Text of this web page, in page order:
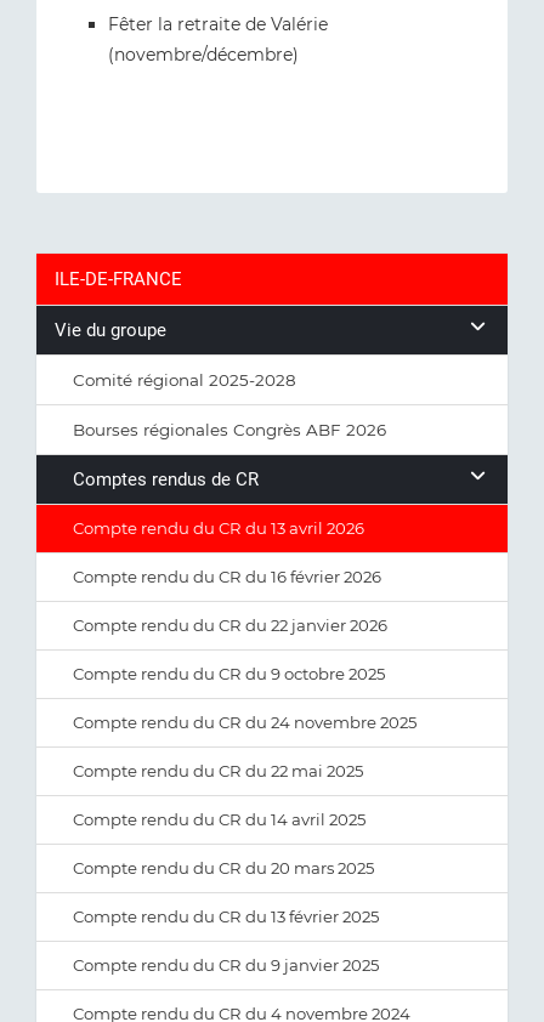
Fêter la retraite de Valérie
(novembre/décembre)
ILE-DE-FRANCE
Vie du groupe
Comité régional 2025-2028
Bourses régionales Congrès ABF 2026
Comptes rendus de CR
Compte rendu du CR du 13 avril 2026
Compte rendu du CR du 16 février 2026
Compte rendu du CR du 22 janvier 2026
Compte rendu du CR du 9 octobre 2025
Compte rendu du CR du 24 novembre 2025
Compte rendu du CR du 22 mai 2025
Compte rendu du CR du 14 avril 2025
Compte rendu du CR du 20 mars 2025
Compte rendu du CR du 13 février 2025
Compte rendu du CR du 9 janvier 2025
Compte rendu du CR du 4 novembre 2024